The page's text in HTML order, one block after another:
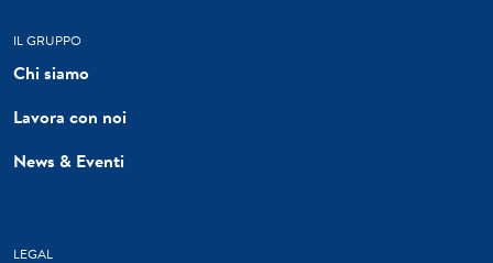
IL GRUPPO
Chi siamo
Lavora con noi
News & Eventi
LEGAL